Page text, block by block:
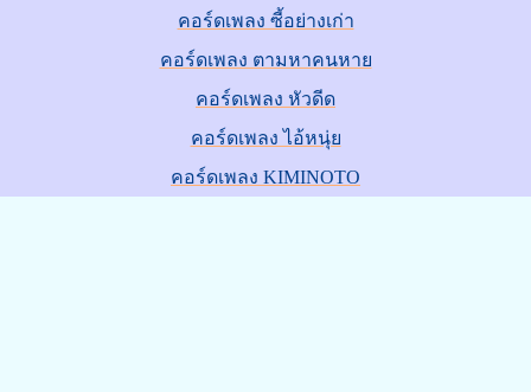
คอร์ดเพลง ซี้อย่างเก่า
คอร์ดเพลง ตามหาคนหาย
คอร์ดเพลง หัวดีด
คอร์ดเพลง ไอ้หนุ่ย
คอร์ดเพลง KIMINOTO